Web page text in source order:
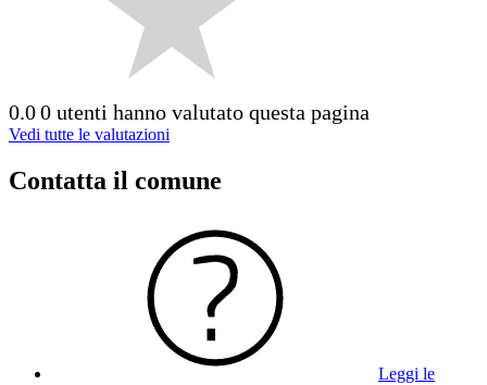
0.00 utenti hanno valutato questa pagina
Vedi tutte le valutazioni
Contatta il comune
Leggi le